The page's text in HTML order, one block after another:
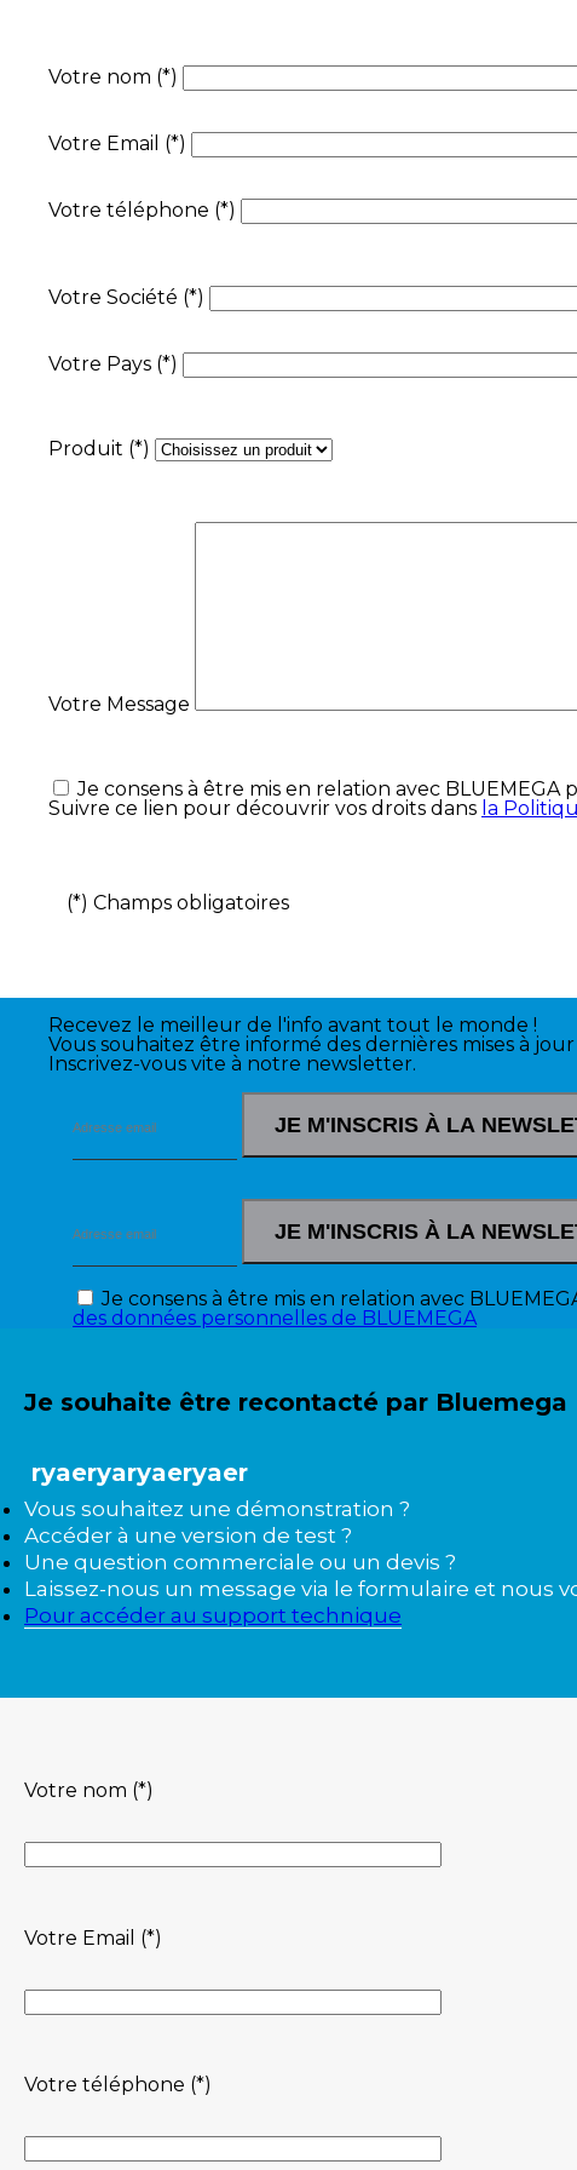
Votre nom (*)
Votre Email (*)
Votre téléphone (*)
Votre Société (*)
Votre Pays (*)
Produit (*)
Votre Message
Je consens à être mis en relation avec
Suivre ce lien pour découvrir vos droits dans la
(*) Champs obligatoires
Recevez le meilleur de l'info avant tout le monde !
Vous souhaitez être informé des dernières mises à
Inscrivez-vous vite à notre newsletter.
JE M'INSCRIS À LA
JE M'INSCRIS À LA
Je consens à être mis en relation avec
des données personnelles de BLUEMEGA
Je souhaite être recontacté par Bluemega
ryaeryaryaeryaer
Vous souhaitez une démonstration ?
Accéder à une version de test ?
Une question commerciale ou un devis ?
Laissez-nous un message via le formulaire et nous
Pour accéder au support technique
Votre nom (*)
Votre Email (*)
Votre téléphone (*)